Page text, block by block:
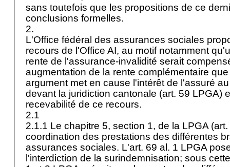
sans toutefois que les propositions de ce
conclusions formelles.
2.
L'Office fédéral des assurances sociales
recours de l'Office AI, au motif notamment
rente de l'assurance-invalidité serait
augmentation de la rente complémentaire
argument met en cause l'intérêt de l'assuré
devant la juridiction cantonale (art. 59 LPGA)
recevabilité de ce recours.
2.1
2.1.1 Le chapitre 5, section 1, de la LPGA
coordination des prestations des différentes
assurances sociales. L'art. 69 al. 1 LPGA
l'interdiction de la surindemnisation; sous